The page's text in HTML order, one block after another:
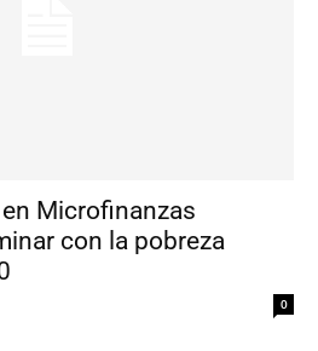
Microfinanzas
con la pobreza
0